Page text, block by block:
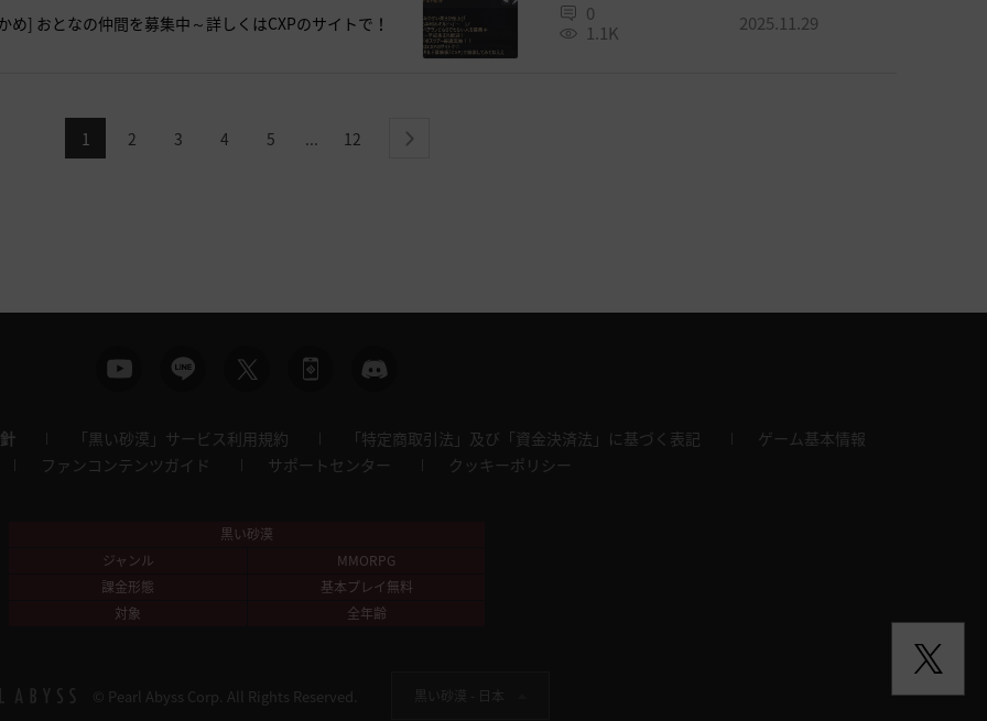
] おとなの仲間を募集中～詳しくはCXPのサイトで！
0
1.1K
2025.11.29
1 2 3 4 5 ... 12 next
「黒い砂漠」サービス利用規約 「特定商取引法」及び「資金決済法」に基づく表記
ゲーム基本情報
ファンコンテンツガイド
サポートセンター クッキーポリシー
黒い砂漠
ジャンル
MMORPG
課金形態
基本プレイ無料
対象
全年齢
黒い砂漠 - 日本
© Pearl Abyss Corp. All Rights Reserved.